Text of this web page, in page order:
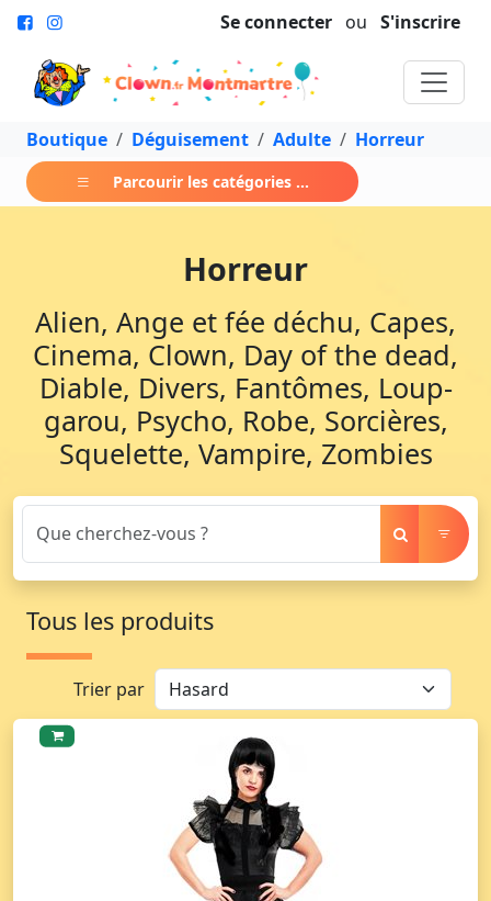
Se connecter ou S'inscrire
Boutique Déguisement Adulte Horreur
Parcourir les catégories ...
Horreur
Alien, Ange et fée déchu, Capes,
Cinema, Clown, Day of the dead,
Diable, Divers, Fantômes, Loup-
garou, Psycho, Robe, Sorcières,
Squelette, Vampire, Zombies
Tous les produits
Trier par